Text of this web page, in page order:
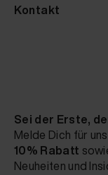
Kontakt
Sei der Erste,
Melde Dich für
10% Rabatt
Neuheiten und